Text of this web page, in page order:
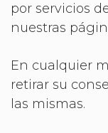
por servicios
nuestras
En cualquier
retirar su
las mismas.